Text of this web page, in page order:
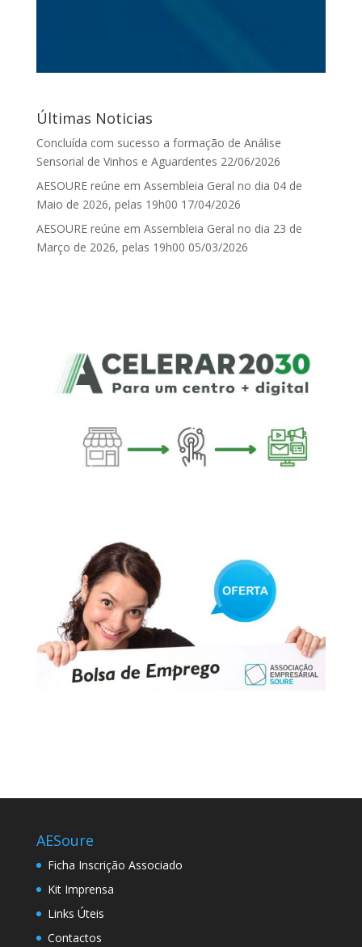
Últimas Noticias
Concluída com sucesso a formação de Análise
Sensorial de Vinhos e Aguardentes 22/06/2026
AESOURE reúne em Assembleia Geral no dia 04 de
Maio de 2026, pelas 19h00 17/04/2026
AESOURE reúne em Assembleia Geral no dia 23 de
Março de 2026, pelas 19h00 05/03/2026
AESoure
Ficha Inscrição Associado
Kit Imprensa
Links Úteis
Contactos